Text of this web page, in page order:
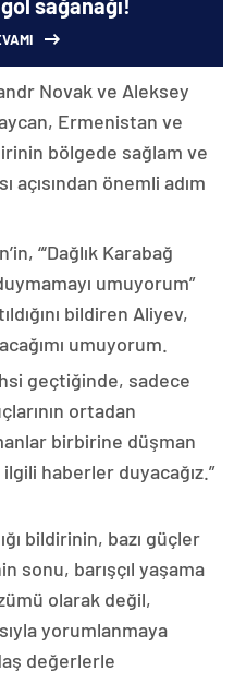
sağanağı!
Novak ve Aleksey
Ermenistan ve
bölgede sağlam ve
açısından önemli adım
“‘Dağlık Karabağ
umuyorum”
bildiren Aliyev,
umuyorum.
geçtiğinde, sadece
ortadan
birbirine düşman
haberler duyacağız.”
bildirinin, bazı güçler
sonu, barışçıl yaşama
olarak değil,
yorumlanmaya
değerlerle